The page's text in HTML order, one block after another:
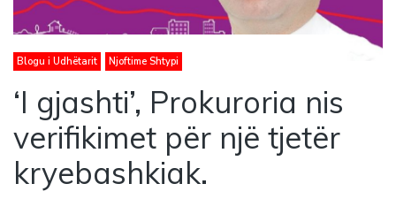
Blogu i Udhëtarit Njoftime Shtypi
‘I gjashti’, Prokuroria nis
verifikimet për një tjetër
kryebashkiak.